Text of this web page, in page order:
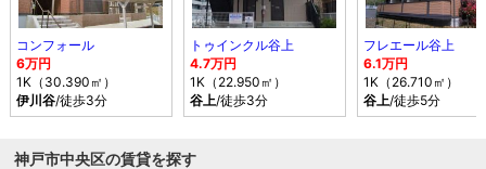
コンフォール
6万円
1K（30.390㎡）
伊川谷/徒歩3分
トゥインクル谷上
4.7万円
1K（22.950㎡）
谷上/徒歩3分
フレエール谷上
6.1万円
1K（26.710㎡）
谷上/徒歩5分
神戸市中央区の賃貸を探す